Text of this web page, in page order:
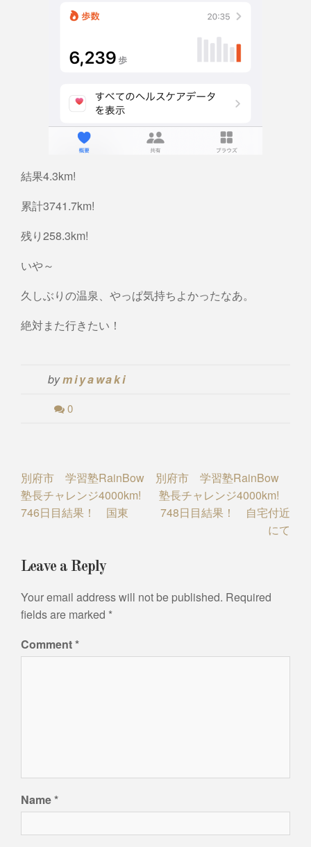
結果4.3km!
累計3741.7km!
残り258.3km!
いや～
久しぶりの温泉、やっぱ気持ちよかったなあ。
絶対また行きたい！
bymiyawaki
0
Post
navigation
別府市 学習塾RainBow
塾長チャレンジ4000km!
746日目結果！ 国東
別府市 学習塾RainBow
塾長チャレンジ4000km!
748日目結果！ 自宅付近
にて
Leave a Reply
Your email address will not be published. Required
fields are marked *
Comment*
Name*